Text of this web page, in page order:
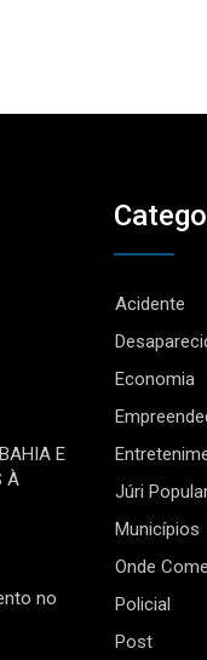
E
À
no
Acidente
Economia
Júri
Municípios
Onde
Policial
Post